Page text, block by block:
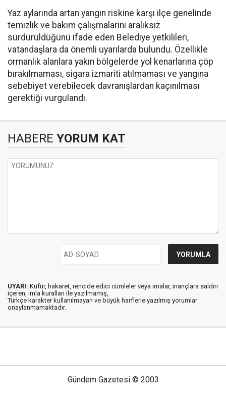
Yaz aylarında artan yangın riskine karşı ilçe genelinde
temizlik ve bakım çalışmalarını aralıksız
sürdürüldüğünü ifade eden Belediye yetkilileri,
vatandaşlara da önemli uyarılarda bulundu. Özellikle
ormanlık alanlara yakın bölgelerde yol kenarlarına çöp
bırakılmaması, sigara izmariti atılmaması ve yangına
sebebiyet verebilecek davranışlardan kaçınılması
gerektiği vurgulandı.
HABERE YORUM KAT
UYARI: Küfür, hakaret, rencide edici cümleler veya imalar, inançlara saldırı
içeren, imla kuralları ile yazılmamış,
Türkçe karakter kullanılmayan ve büyük harflerle yazılmış yorumlar
onaylanmamaktadır.
Gündem Gazetesi © 2003